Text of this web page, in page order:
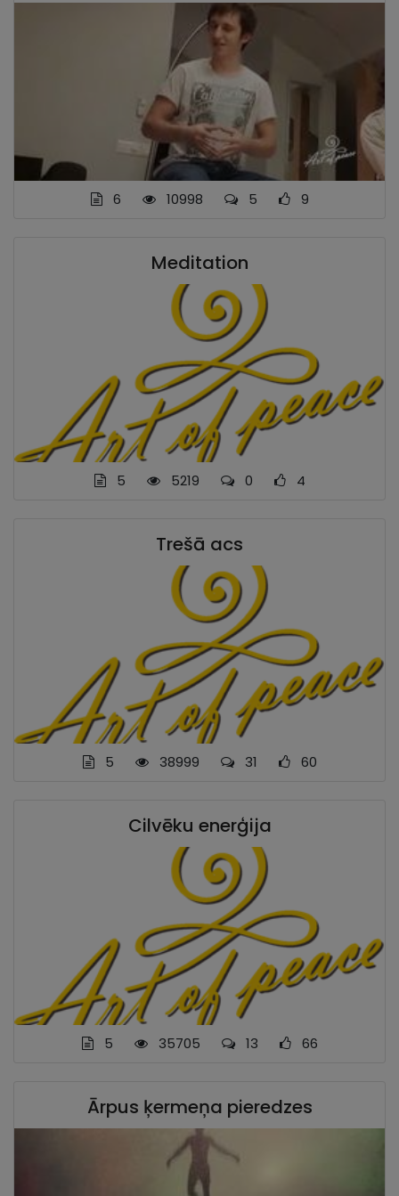
6 10998 5 9
Meditation
5 5219 0 4
Trešā acs
5 38999 31 60
Cilvēku enerģija
5 35705 13 66
Ārpus ķermeņa pieredzes